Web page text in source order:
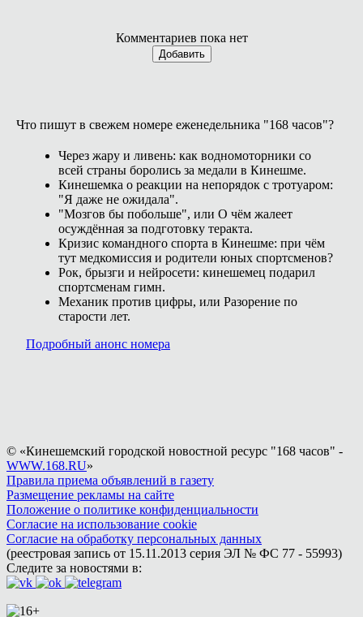
Комментариев пока нет
Добавить
Что пишут в свежем номере еженедельника "168 часов"?
Через жару и ливень: как водномоторники со
всей страны боролись за медали в Кинешме.
Кинешемка о реакции на непорядок с тротуаром:
"Я даже не ожидала".
"Мозгов бы побольше", или О чём жалеет
осуждённая за подготовку теракта.
Кризис командного спорта в Кинешме: при чём
тут медкомиссия и родители юных спортсменов?
Рок, брызги и нейросети: кинешемец подарил
спортсменам гимн.
Механик против цифры, или Разорение по
старости лет.
Подробный анонс номера
© «Кинешемский городской новостной ресурс "168 часов" -
WWW.168.RU»
Правила приема объявлений в газету
Размещение рекламы на сайте
Положение о политике конфиденциальности
Согласие на использование cookie
Согласие на обработку персональных данных
(реестровая запись от 15.11.2013 серия ЭЛ № ФС 77 - 55993)
Следите за новостями в: